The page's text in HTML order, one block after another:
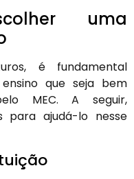
uma
é fundamental
que seja bem
MEC. A seguir,
para ajudá-lo nesse